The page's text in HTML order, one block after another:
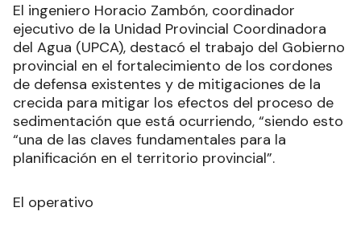
El ingeniero Horacio Zambón, coordinador
ejecutivo de la Unidad Provincial Coordinadora
del Agua (UPCA), destacó el trabajo del Gobierno
provincial en el fortalecimiento de los cordones
de defensa existentes y de mitigaciones de la
crecida para mitigar los efectos del proceso de
sedimentación que está ocurriendo, “siendo esto
“una de las claves fundamentales para la
planificación en el territorio provincial”.
El operativo